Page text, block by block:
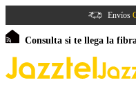
Envíos
Consulta si te llega la